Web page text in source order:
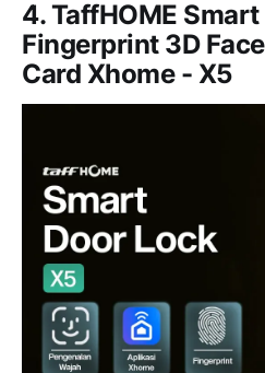
4. TaffHOME
Fingerprint 3D
Card Xhome - X5